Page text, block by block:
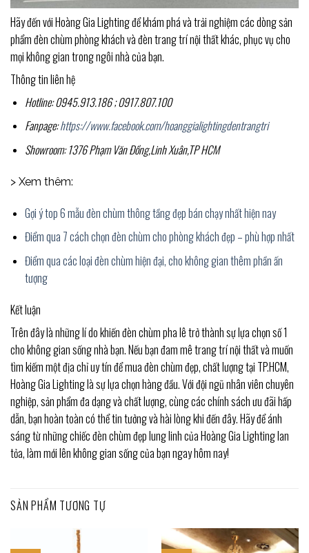
Hãy đến với Hoàng Gia Lighting để khám phá và trải nghiệm các dòng sản
phẩm đèn chùm phòng khách và đèn trang trí nội thất khác, phục vụ cho
mọi không gian trong ngôi nhà của bạn.
Thông tin liên hệ
Hotline: 0945.913.186 ; 0917.807.100
Fanpage:https://www.facebook.com/hoanggialightingdentrangtri
Showroom: 1376 Phạm Văn Đồng,Linh Xuân,TP HCM
> Xem thêm:
Gợi ý top 6 mẫu đèn chùm thông tầng đẹp bán chạy nhất hiện nay
Điểm qua 7 cách chọn đèn chùm cho phòng khách đẹp – phù hợp nhất
Điểm qua các loại đèn chùm hiện đại, cho không gian thêm phần ấn
tượng
Kết luận
Trên đây là những lí do khiến đèn chùm pha lê trở thành sự lựa chọn số 1
cho không gian sống nhà bạn. Nếu bạn đam mê trang trí nội thất và muốn
tìm kiếm một địa chỉ uy tín để mua đèn chùm đẹp, chất lượng tại TP.HCM,
Hoàng Gia Lighting là sự lựa chọn hàng đầu. Với đội ngũ nhân viên chuyên
nghiệp, sản phẩm đa dạng và chất lượng, cùng các chính sách ưu đãi hấp
dẫn, bạn hoàn toàn có thể tin tưởng và hài lòng khi đến đây. Hãy để ánh
sáng từ những chiếc đèn chùm đẹp lung linh của Hoàng Gia Lighting lan
tỏa, làm mới lên không gian sống của bạn ngay hôm nay!
SẢN PHẨM TƯƠNG TỰ